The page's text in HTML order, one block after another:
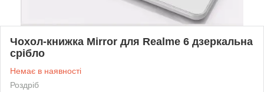
Чохол-книжка Mirror для Realme 6 дзеркальна
срібло
Немає в наявності
Роздріб